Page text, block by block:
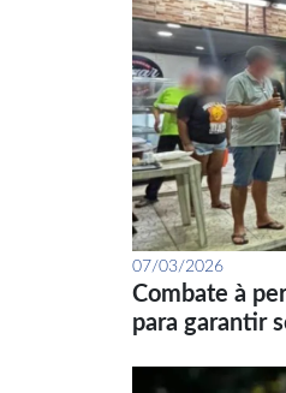
07/03/2026
Combate à
para garantir